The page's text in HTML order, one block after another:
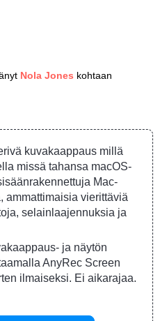
Nola Jones kohtaan
kuvakaappaus millä
missä tahansa macOS-
Mac-
ammattimaisia vierittäviä
selainlaajennuksia ja
ja näytön
AnyRec Screen
ilmaiseksi. Ei aikarajaa.